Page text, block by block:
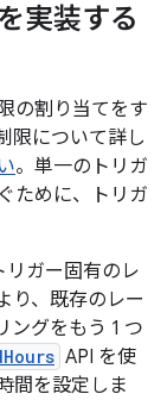
実装する
の割り当てをす
限について詳し
。単一のトリガ
ために、トリガ
リガー固有のレ
り、既存のレー
ングをもう 1 つ
API を使
間を設定しま